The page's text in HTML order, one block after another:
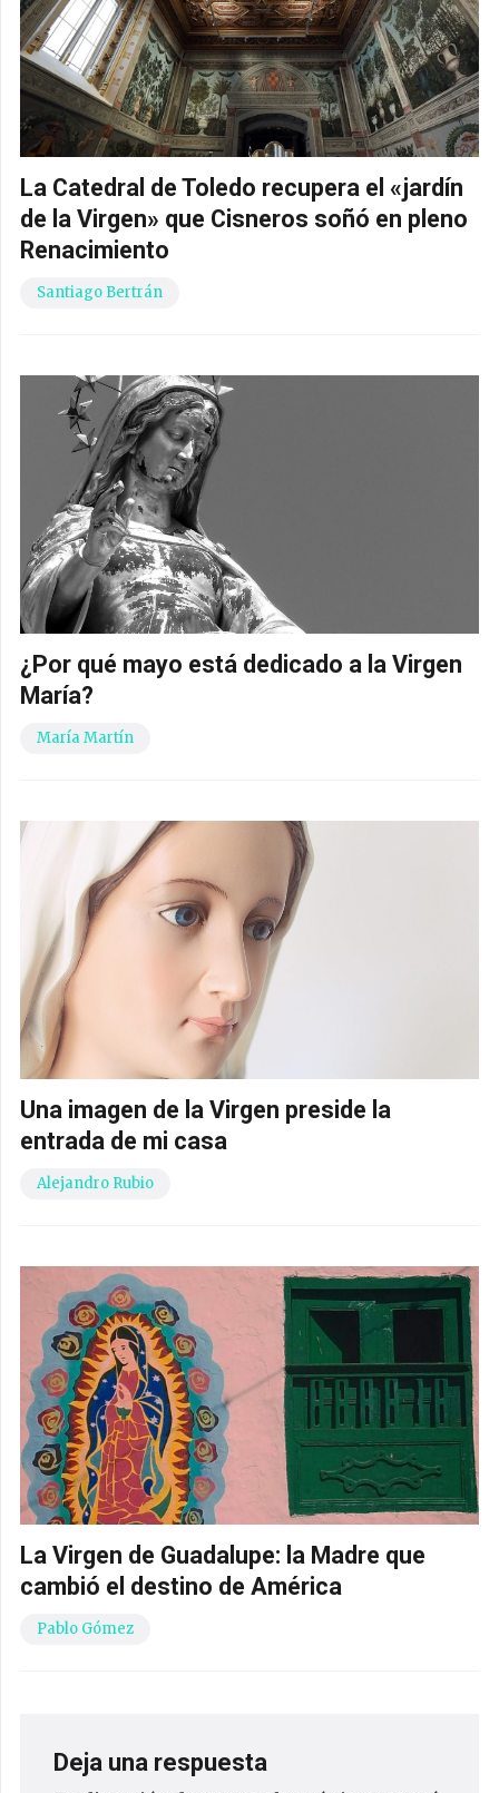
La Catedral de Toledo recupera el «jardín
de la Virgen» que Cisneros soñó en pleno
Renacimiento
Santiago Bertrán
¿Por qué mayo está dedicado a la Virgen
María?
María Martín
Una imagen de la Virgen preside la
entrada de mi casa
Alejandro Rubio
La Virgen de Guadalupe: la Madre que
cambió el destino de América
Pablo Gómez
Deja una respuesta